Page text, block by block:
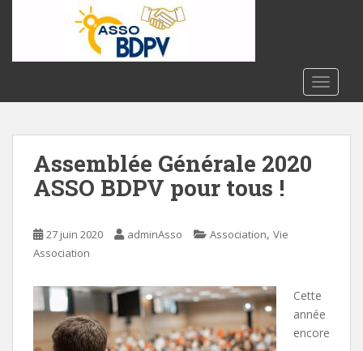
o
Assemblée Générale 2020
ASSO BDPV pour tous !
27 juin 2020 adminAsso Association, Vie
Association
Cette
année
encore